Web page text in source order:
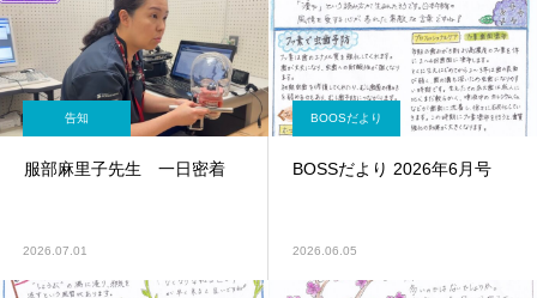
告知
服部麻里子先生 一日密着
2026.07.01
BOOSだより
BOSSだより 2026年6月号
2026.06.05